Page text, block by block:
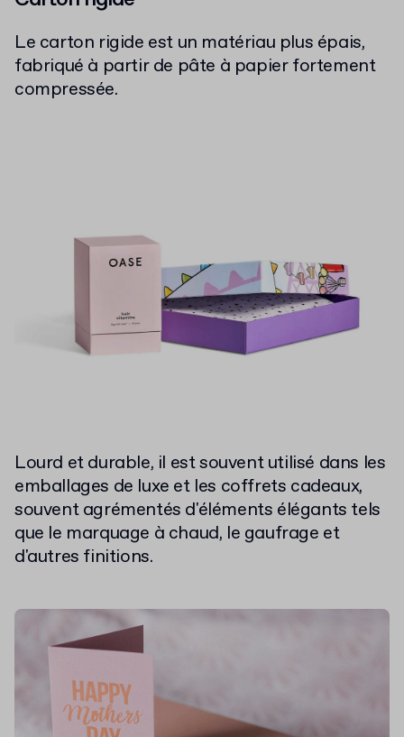
Le carton rigide est un matériau plus épais,
fabriqué à partir de pâte à papier fortement
compressée.
Lourd et durable, il est souvent utilisé dans les
emballages de luxe et les coffrets cadeaux,
souvent agrémentés d'éléments élégants tels
que le marquage à chaud, le gaufrage et
d'autres finitions.